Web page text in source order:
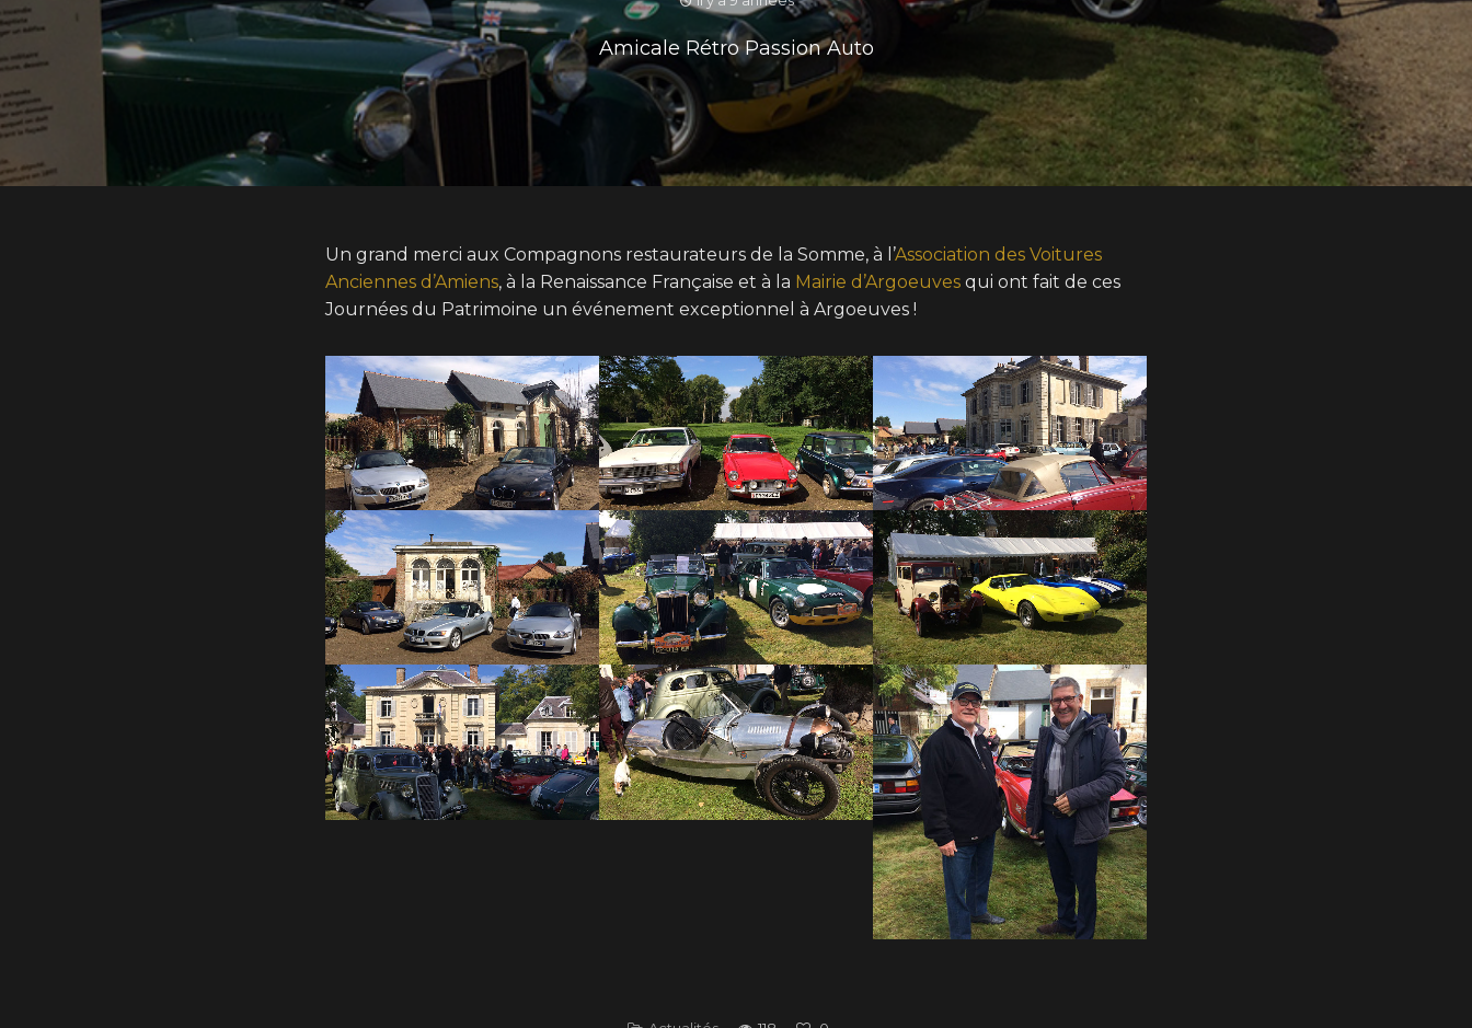
Amicale Rétro Passion Auto
Un grand merci aux Compagnons restaurateurs de la Somme, à l’Association des Voitures
Anciennes d’Amiens, à la Renaissance Française et à la Mairie d’Argoeuves qui ont fait de ces
Journées du Patrimoine un événement exceptionnel à Argoeuves !